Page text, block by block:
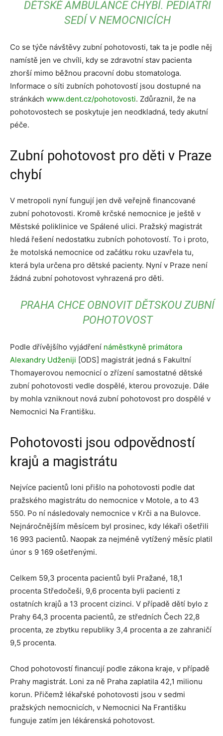
DĚTSKÉ AMBULANCE CHYBÍ. PEDIATŘI
SEDÍ V NEMOCNICÍCH
Co se týče návštěvy zubní pohotovosti, tak ta je podle něj
namístě jen ve chvíli, kdy se zdravotní stav pacienta
zhorší mimo běžnou pracovní dobu stomatologa.
Informace o síti zubních pohotovostí jsou dostupné na
stránkách www.dent.cz/pohotovosti. Zdůraznil, že na
pohotovostech se poskytuje jen neodkladná, tedy akutní
péče.
Zubní pohotovost pro děti v Praze
chybí
V metropoli nyní fungují jen dvě veřejně financované
zubní pohotovosti. Kromě krčské nemocnice je ještě v
Městské poliklinice ve Spálené ulici. Pražský magistrát
hledá řešení nedostatku zubních pohotovostí. To i proto,
že motolská nemocnice od začátku roku uzavřela tu,
která byla určena pro dětské pacienty. Nyní v Praze není
žádná zubní pohotovost vyhrazená pro děti.
PRAHA CHCE OBNOVIT DĚTSKOU ZUBNÍ
POHOTOVOST
Podle dřívějšího vyjádření náměstkyně primátora
Alexandry Udženiji [ODS] magistrát jedná s Fakultní
Thomayerovou nemocnicí o zřízení samostatné dětské
zubní pohotovosti vedle dospělé, kterou provozuje. Dále
by mohla vzniknout nová zubní pohotovost pro dospělé v
Nemocnici Na Františku.
Pohotovosti jsou odpovědností
krajů a magistrátu
Nejvíce pacientů loni přišlo na pohotovosti podle dat
pražského magistrátu do nemocnice v Motole, a to 43
550. Po ní následovaly nemocnice v Krči a na Bulovce.
Nejnáročnějším měsícem byl prosinec, kdy lékaři ošetřili
16 993 pacientů. Naopak za nejméně vytížený měsíc platil
únor s 9 169 ošetřenými.
Celkem 59,3 procenta pacientů byli Pražané, 18,1
procenta Středočeši, 9,6 procenta byli pacienti z
ostatních krajů a 13 procent cizinci. V případě dětí bylo z
Prahy 64,3 procenta pacientů, ze středních Čech 22,8
procenta, ze zbytku republiky 3,4 procenta a ze zahraničí
9,5 procenta.
Chod pohotovostí financují podle zákona kraje, v případě
Prahy magistrát. Loni za ně Praha zaplatila 42,1 milionu
korun. Přičemž lékařské pohotovosti jsou v sedmi
pražských nemocnicích, v Nemocnici Na Františku
funguje zatím jen lékárenská pohotovost.